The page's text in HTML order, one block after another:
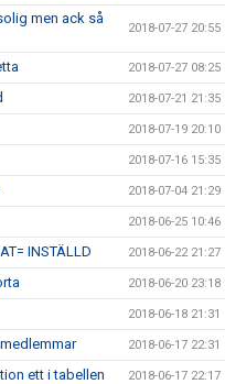
men ack så
2018-07-27 20:55
2018-07-27 08:25
2018-07-21 21:35
2018-07-19 20:10
2018-07-16 15:35
2018-07-04 21:29
2018-06-25 10:46
INSTÄLLD 2018-06-22 21:27
2018-06-20 23:18
2018-06-18 21:31
2018-06-17 22:31
ett i tabellen 2018-06-17 22:17